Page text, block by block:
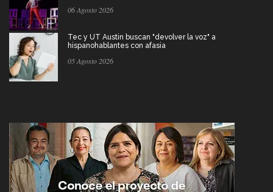
06 Agosto 2026
Tec y UT Austin buscan "devolver la voz" a
hispanohablantes con afasia
05 Agosto 2026